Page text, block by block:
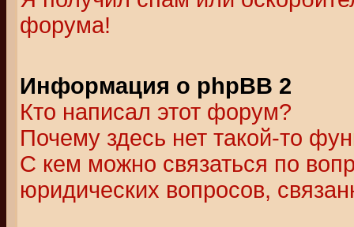
форума!
Информация о phpBB 2
Кто написал этот форум?
Почему здесь нет такой-то
С кем можно связаться по
юридических вопросов,